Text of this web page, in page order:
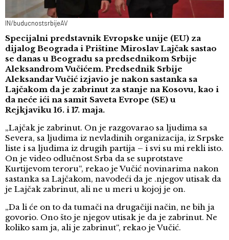
IN/buducnostsrbijeAV
Specijalni predstavnik Evropske unije (EU) za
dijalog Beograda i Prištine Miroslav Lajčak sastao
se danas u Beogradu sa predsednikom Srbije
Aleksandrom Vučićem. Predsednik Srbije
Aleksandar Vučić izjavio je nakon sastanka sa
Lajčakom da je zabrinut za stanje na Kosovu, kao i
da neće ići na samit Saveta Evrope (SE) u
Rejkjaviku 16. i 17. maja.
„Lajčak je zabrinut. On je razgovarao sa ljudima sa
Severa, sa ljudima iz nevladinih organizacija, iz Srpske
liste i sa ljudima iz drugih partija – i svi su mi rekli isto.
On je video odlučnost Srba da se suprotstave
Kurtijevom teroru“, rekao je Vučić novinarima nakon
sastanka sa Lajčakom, navodeći da je .njegov utisak da
je Lajčak zabrinut, ali ne u meri u kojoj je on.
„Da li će on to da tumači na drugačiji način, ne bih ja
govorio. Ono što je njegov utisak je da je zabrinut. Ne
koliko sam ja, ali je zabrinut“, rekao je Vučić.